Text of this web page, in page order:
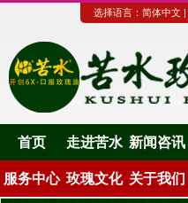
选择语言： 简体中文 |
首页 走进苦水 新闻咨讯
服务中心 玫瑰文化 关于我们